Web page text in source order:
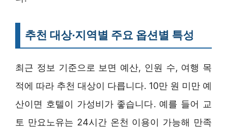
추천 대상·지역별 주요 옵션별 특성
최근 정보 기준으로 보면 예산, 인원 수, 여행 목
적에 따라 추천 대상이 다릅니다. 10만 원 미만 예
산이면 호텔이 가성비가 좋습니다. 예를 들어 교
토 만요노유는 24시간 온천 이용이 가능해 만족